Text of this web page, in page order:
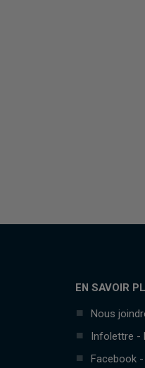
EN SAVOIR
Nous
Infolettre -
Facebook